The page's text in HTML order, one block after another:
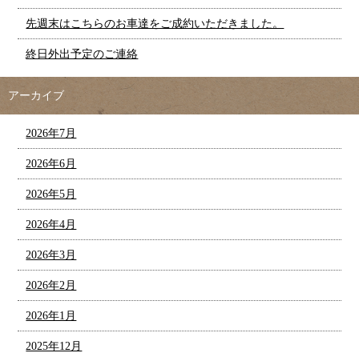
先週末はこちらのお車達をご成約いただきました。
終日外出予定のご連絡
アーカイブ
2026年7月
2026年6月
2026年5月
2026年4月
2026年3月
2026年2月
2026年1月
2025年12月